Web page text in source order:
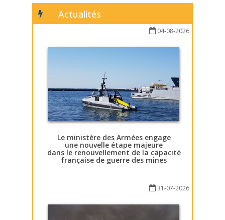
Actualités
04-08-2026
Le ministère des Armées engage
une nouvelle étape majeure
dans le renouvellement de la capacité
française de guerre des mines
31-07-2026